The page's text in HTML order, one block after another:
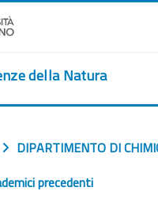
della Natura
DIPARTIMENTO DI
precedenti